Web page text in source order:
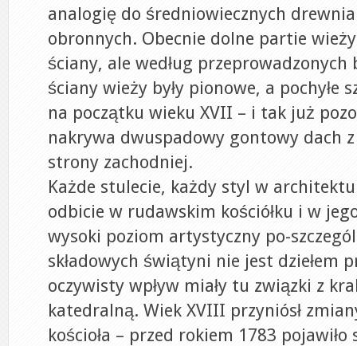
analogię do średniowiecznych
obronnych. Obecnie dolne partie
ściany, ale według
ściany wieży były pionowe, a pochyłe
na początku wieku XVII – i tak już
nakrywa dwuspadowy gontowy dach z
strony zachodniej.
Każde stulecie, każdy styl w
odbicie w rudawskim kościółku i w
wysoki poziom artystyczny po-
składowych świątyni nie jest dziełem
oczywisty wpływ miały tu związki z
katedralną. Wiek XVIII przyniósł
kościoła – przed rokiem 1783